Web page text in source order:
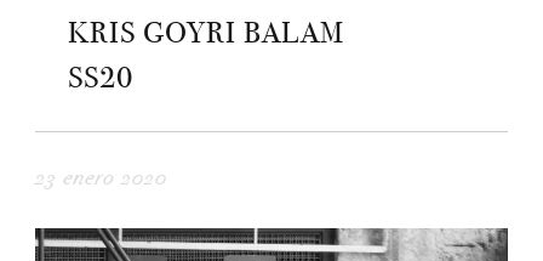
KRIS GOYRI BALAM
SS20
23 enero 2020